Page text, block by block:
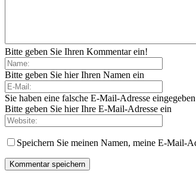
Bitte geben Sie Ihren Kommentar ein!
Bitte geben Sie hier Ihren Namen ein
Sie haben eine falsche E-Mail-Adresse
Bitte geben Sie hier Ihre E-Mail-Adresse ein
Speichern Sie meinen Namen, meine E-Mail-